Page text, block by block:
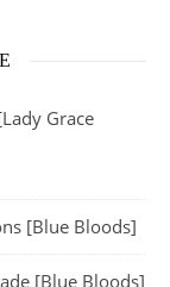
Grace
[Blue Bloods]
[Blue Bloods]